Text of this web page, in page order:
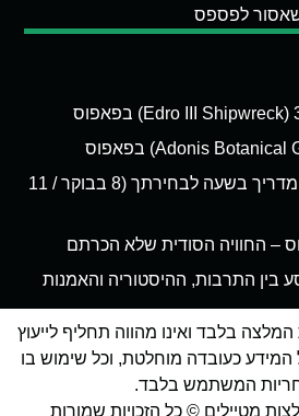
שאסור לפספס
סיור סגוויי בפאפוס עם מדריך בשעה לבחירתך (8 בבוקר / 11
– החוויה הסודית שלא הכרתם
בין התרבות, ההיסטוריה והאמנות
בלבד ואינו מהווה תחליף לייעוץ
המידע כעובדה מוחלטת, וכל שימוש בו
המשתמש בלבד.
מטיילים © כל הזכויות שמורות